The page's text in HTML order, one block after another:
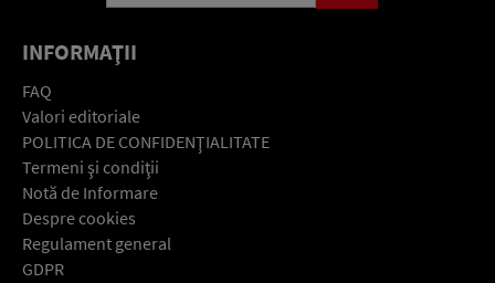
INFORMAŢII
FAQ
Valori editoriale
POLITICA DE CONFIDENŢIALITATE
Termeni şi condiţii
Notă de Informare
Despre cookies
Regulament general
GDPR